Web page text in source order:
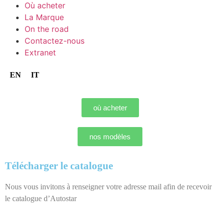
Où acheter
La Marque
On the road
Contactez-nous
Extranet
EN IT
où acheter
nos modèles
Télécharger le catalogue
Nous vous invitons à renseigner votre adresse mail afin de recevoir
le catalogue d’Autostar